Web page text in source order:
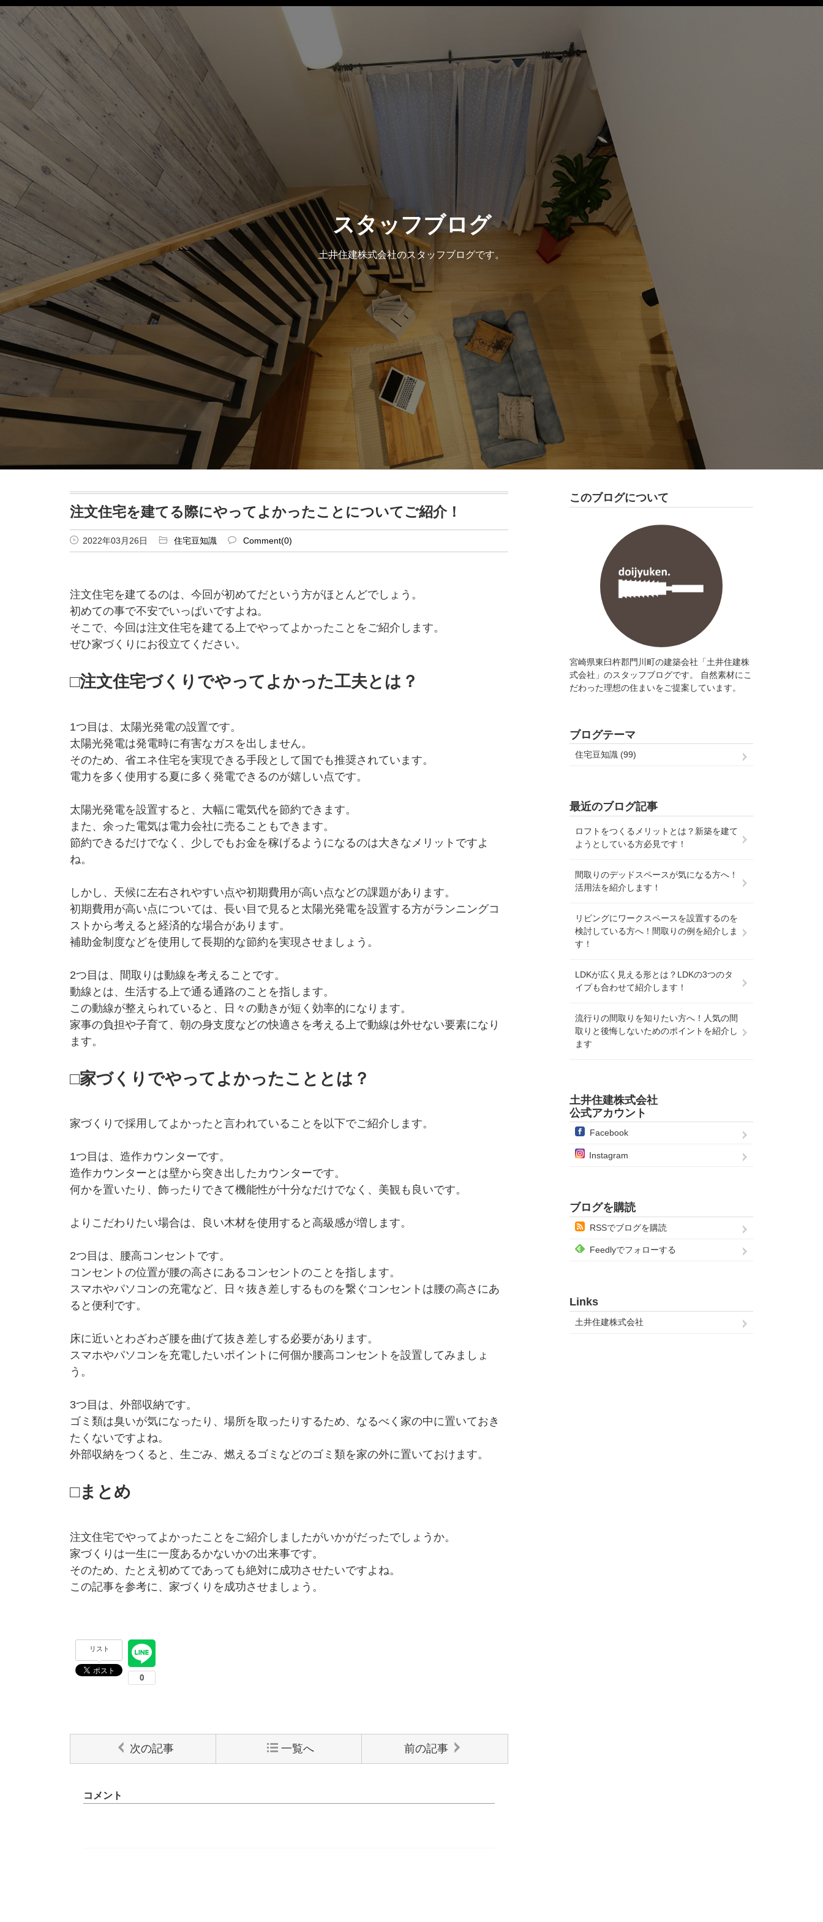
スタッフブログ
土井住建株式会社のスタッフブログです。
注文住宅を建てる際にやってよかったことについてご紹介！
2022年03月26日 住宅豆知識 Comment(0)
注文住宅を建てるのは、今回が初めてだという方がほとんどでしょう。
初めての事で不安でいっぱいですよね。
そこで、今回は注文住宅を建てる上でやってよかったことをご紹介します。
ぜひ家づくりにお役立てください。
□注文住宅づくりでやってよかった工夫とは？
1つ目は、太陽光発電の設置です。
太陽光発電は発電時に有害なガスを出しません。
そのため、省エネ住宅を実現できる手段として国でも推奨されています。
電力を多く使用する夏に多く発電できるのが嬉しい点です。
太陽光発電を設置すると、大幅に電気代を節約できます。
また、余った電気は電力会社に売ることもできます。
節約できるだけでなく、少しでもお金を稼げるようになるのは大きなメリットですよ
ね。
しかし、天候に左右されやすい点や初期費用が高い点などの課題があります。
初期費用が高い点については、長い目で見ると太陽光発電を設置する方がランニングコ
ストから考えると経済的な場合があります。
補助金制度などを使用して長期的な節約を実現させましょう。
2つ目は、間取りは動線を考えることです。
動線とは、生活する上で通る通路のことを指します。
この動線が整えられていると、日々の動きが短く効率的になります。
家事の負担や子育て、朝の身支度などの快適さを考える上で動線は外せない要素になり
ます。
□家づくりでやってよかったこととは？
家づくりで採用してよかったと言われていることを以下でご紹介します。
1つ目は、造作カウンターです。
造作カウンターとは壁から突き出したカウンターです。
何かを置いたり、飾ったりできて機能性が十分なだけでなく、美観も良いです。
よりこだわりたい場合は、良い木材を使用すると高級感が増します。
2つ目は、腰高コンセントです。
コンセントの位置が腰の高さにあるコンセントのことを指します。
スマホやパソコンの充電など、日々抜き差しするものを繋ぐコンセントは腰の高さにあ
ると便利です。
床に近いとわざわざ腰を曲げて抜き差しする必要があります。
スマホやパソコンを充電したいポイントに何個か腰高コンセントを設置してみましょ
う。
3つ目は、外部収納です。
ゴミ類は臭いが気になったり、場所を取ったりするため、なるべく家の中に置いておき
たくないですよね。
外部収納をつくると、生ごみ、燃えるゴミなどのゴミ類を家の外に置いておけます。
□まとめ
注文住宅でやってよかったことをご紹介しましたがいかがだったでしょうか。
家づくりは一生に一度あるかないかの出来事です。
そのため、たとえ初めてであっても絶対に成功させたいですよね。
この記事を参考に、家づくりを成功させましょう。
リスト
次の記事 一覧へ 前の記事
コメント
このブログについて
宮崎県東臼杵郡門川町の建築会社「土井住建株
式会社」のスタッフブログです。 自然素材にこ
だわった理想の住まいをご提案しています。
ブログテーマ
住宅豆知識 (99)
最近のブログ記事
ロフトをつくるメリットとは？新築を建て
ようとしている方必見です！
間取りのデッドスペースが気になる方へ！
活用法を紹介します！
リビングにワークスペースを設置するのを
検討している方へ！間取りの例を紹介しま
す！
LDKが広く見える形とは？LDKの3つのタ
イプも合わせて紹介します！
流行りの間取りを知りたい方へ！人気の間
取りと後悔しないためのポイントを紹介し
ます
土井住建株式会社
公式アカウント
Facebook
Instagram
ブログを購読
RSSでブログを購読
Feedlyでフォローする
Links
土井住建株式会社